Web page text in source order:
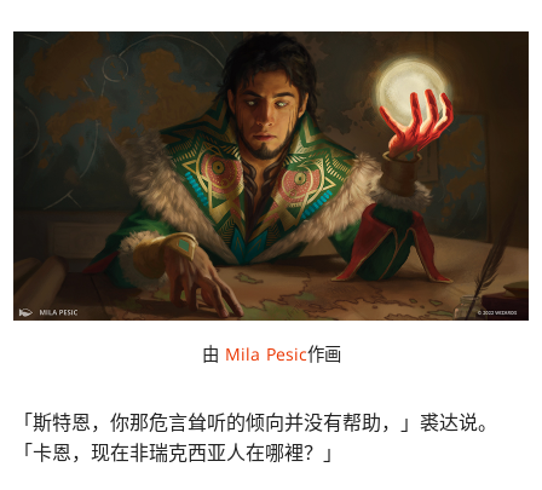
由 Mila Pesic作画
「斯特恩，你那危言耸听的倾向并没有帮助，」裘达说。
「卡恩，现在非瑞克西亚人在哪裡？」